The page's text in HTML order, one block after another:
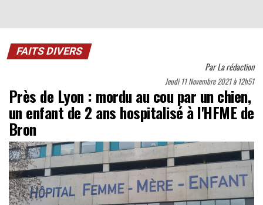
FAITS DIVERS
ParLa rédaction
Jeudi 11 Novembre 2021 à 12h51
Près de Lyon : mordu au cou par un chien,
un enfant de 2 ans hospitalisé à l'HFME de
Bron